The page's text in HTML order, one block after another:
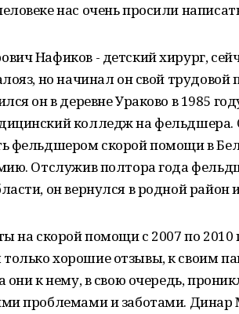
нас очень просили
Нафиков - детский хирург,
но начинал он свой трудовой
он в деревне Ураково в 1985
колледж на фельдшера.
фельдшером скорой помощи в
Отслужив полтора года
он вернулся в родной
на скорой помощи с 2007 по
хорошие отзывы, к своим
они к нему, в свою очередь,
проблемами и заботами. Динар